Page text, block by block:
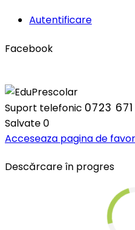
Autentificare
Facebook
Suport telefonic 0723 671
Salvate0
Acceseaza pagina de
Descărcare în progres